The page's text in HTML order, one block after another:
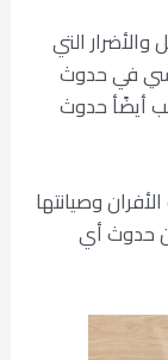
التي
في حدوث
أيضًأ حدوث
وصيانتها
حدوث أي